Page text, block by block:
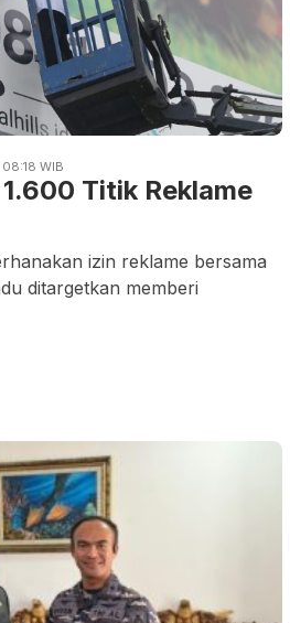
WIB
Titik Reklame
izin reklame bersama
ditargetkan memberi